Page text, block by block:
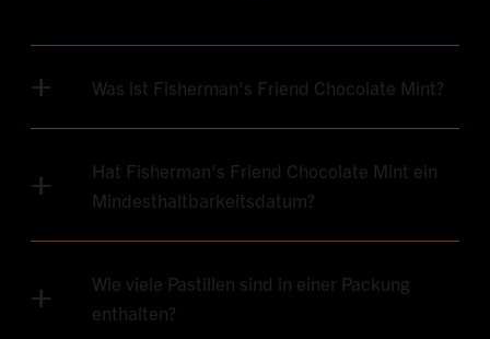
Was ist Fisherman's Friend Chocolate Mint?
Hat Fisherman's Friend Chocolate Mint ein
Mindesthaltbarkeitsdatum?
Wie viele Pastillen sind in einer Packung
enthalten?